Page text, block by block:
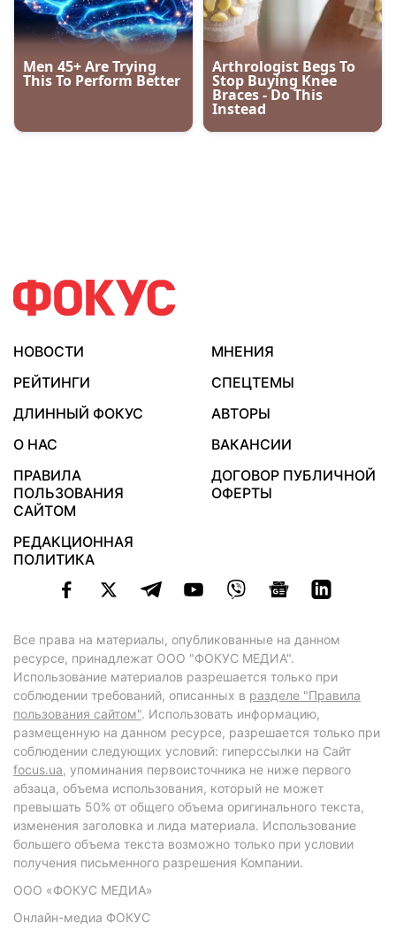
НОВОСТИ
МНЕНИЯ
РЕЙТИНГИ
СПЕЦТЕМЫ
ДЛИННЫЙ ФОКУС
АВТОРЫ
О НАС
ВАКАНСИИ
ПРАВИЛА
ПОЛЬЗОВАНИЯ
САЙТОМ
ДОГОВОР ПУБЛИЧНОЙ
ОФЕРТЫ
РЕДАКЦИОННАЯ
ПОЛИТИКА
Все права на материалы, опубликованные на данном
ресурсе, принадлежат ООО "ФОКУС МЕДИА".
Использование материалов разрешается только при
соблюдении требований, описанных в разделе "Правила
пользования сайтом". Использовать информацию,
размещенную на данном ресурсе, разрешается только при
соблюдении следующих условий: гиперссылки на Сайт
focus.ua, упоминания первоисточника не ниже первого
абзаца, объема использования, который не может
превышать 50% от общего объема оригинального текста,
изменения заголовка и лида материала. Использование
большего объема текста возможно только при условии
получения письменного разрешения Компании.
ООО «ФОКУС МЕДИА»
Онлайн-медиа ФОКУС